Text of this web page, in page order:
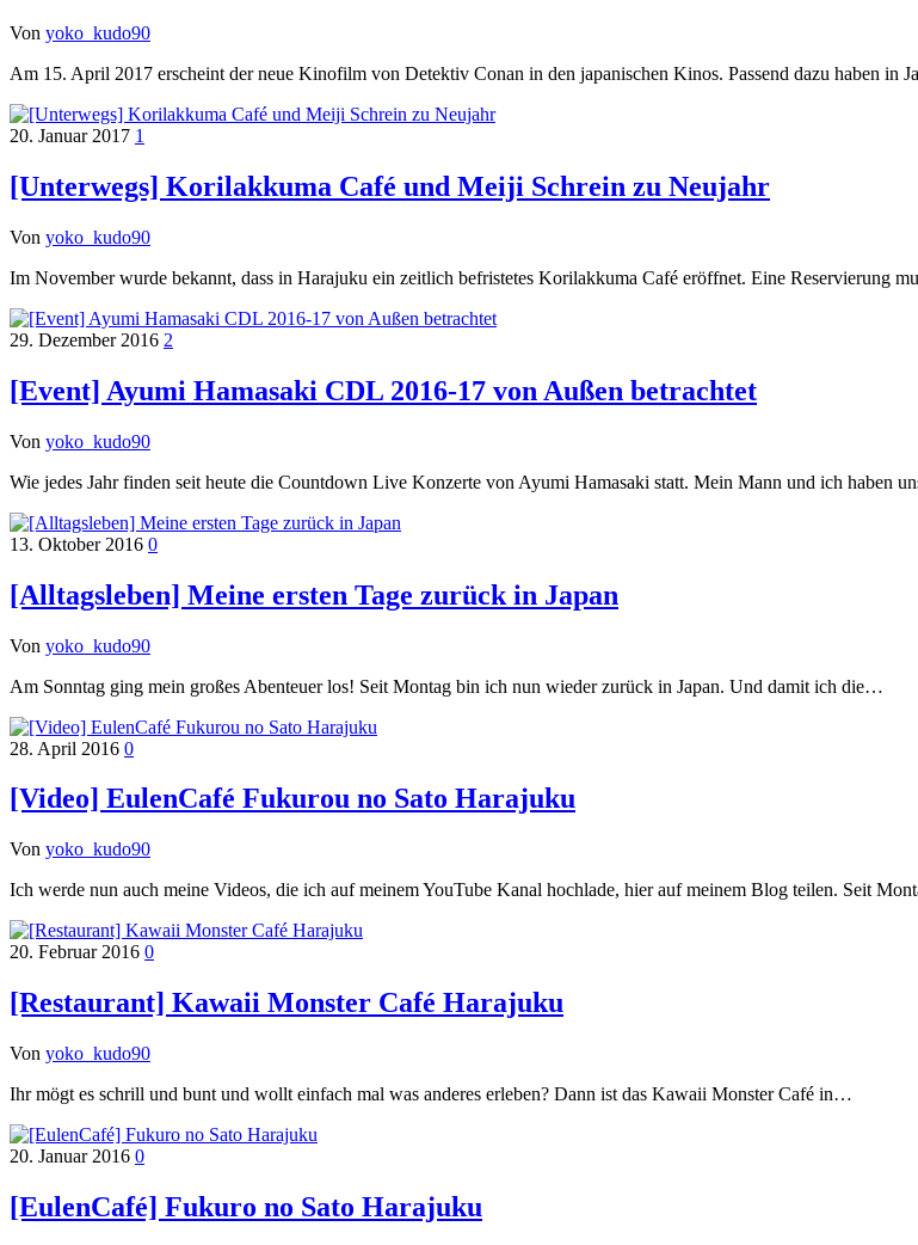
Von yoko_kudo90
Am 15. April 2017 erscheint der neue Kinofilm von Detektiv Conan in den japanischen Kinos. Passend dazu haben in
20. Januar 2017 1
[Unterwegs] Korilakkuma Café und Meiji Schrein zu Neujahr
Von yoko_kudo90
Im November wurde bekannt, dass in Harajuku ein zeitlich befristetes Korilakkuma Café eröffnet. Eine Reservierung
29. Dezember 2016 2
[Event] Ayumi Hamasaki CDL 2016-17 von Außen betrachtet
Von yoko_kudo90
Wie jedes Jahr finden seit heute die Countdown Live Konzerte von Ayumi Hamasaki statt. Mein Mann und ich haben
13. Oktober 2016 0
[Alltagsleben] Meine ersten Tage zurück in Japan
Von yoko_kudo90
Am Sonntag ging mein großes Abenteuer los! Seit Montag bin ich nun wieder zurück in Japan. Und damit ich die…
28. April 2016 0
[Video] EulenCafé Fukurou no Sato Harajuku
Von yoko_kudo90
Ich werde nun auch meine Videos, die ich auf meinem YouTube Kanal hochlade, hier auf meinem Blog teilen. Seit
20. Februar 2016 0
[Restaurant] Kawaii Monster Café Harajuku
Von yoko_kudo90
Ihr mögt es schrill und bunt und wollt einfach mal was anderes erleben? Dann ist das Kawaii Monster Café in…
20. Januar 2016 0
[EulenCafé] Fukuro no Sato Harajuku